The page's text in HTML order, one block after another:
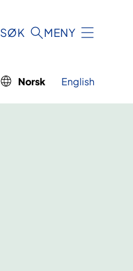
SØK MENY
Norsk English